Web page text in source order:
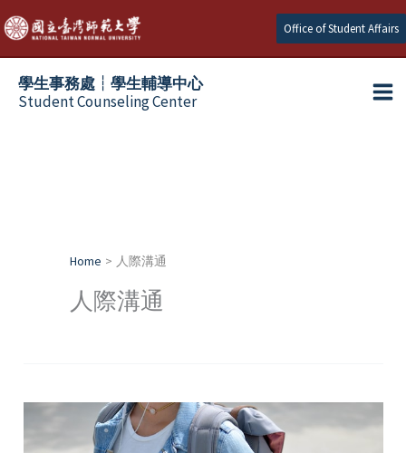
Skip
to
content
Office of Student Affairs
學生事務處┆學生輔導中心
Student Counseling Center
Home 人際溝通
人際溝通